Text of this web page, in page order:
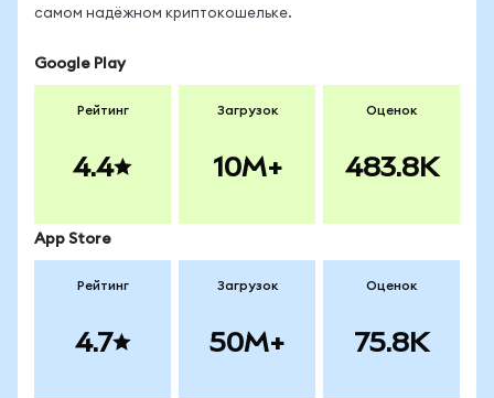
самом надёжном криптокошельке.
Google Play
Рейтинг
4.4
Загрузок
10M+
Оценок
483.8K
App Store
Рейтинг
4.7
Загрузок
50M+
Оценок
75.8K